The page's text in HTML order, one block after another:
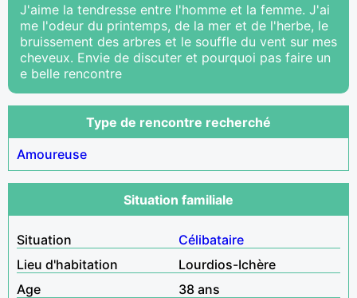
J'aime la tendresse entre l'homme et la femme. J'ai
me l'odeur du printemps, de la mer et de l'herbe, le
bruissement des arbres et le souffle du vent sur mes
cheveux. Envie de discuter et pourquoi pas faire un
e belle rencontre
Type de rencontre recherché
Amoureuse
Situation familiale
Situation
Célibataire
Lieu d'habitation
Lourdios-Ichère
Age
38 ans